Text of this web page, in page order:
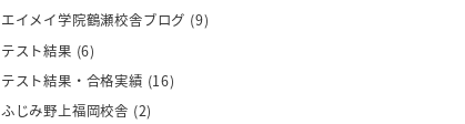
エイメイ学院鶴瀬校舎ブログ (9)
テスト結果 (6)
テスト結果・合格実績 (16)
ふじみ野上福岡校舎 (2)